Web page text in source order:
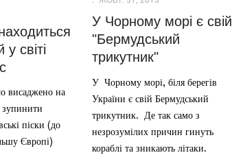
світі
висаджено на
піски (до
Європі)
У Чорному морі є свій
"Бермудський
трикутник"
У Чорному морі, біля берегів
України є свій Бермудський
трикутник. Де так само з
незрозумілих причин гинуть
кораблі та зникають літаки.